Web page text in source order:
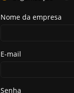
Nome da empresa
E-mail
Senha